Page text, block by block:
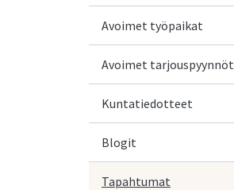
Avoimet työpaikat
Avoimet tarjouspyynnöt
Kuntatiedotteet
Blogit
Tapahtumat